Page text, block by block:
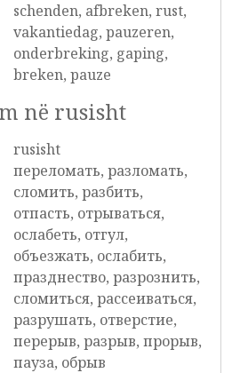
schenden, afbreken, rust,
vakantiedag, pauzeren,
onderbreking, gaping,
breken, pauze
në rusisht
rusisht
переломать, разломать,
сломить, разбить,
отпасть, отрываться,
ослабеть, отгул,
объезжать, ослабить,
празднество, разрознить,
сломиться, рассеиваться,
разрушать, отверстие,
перерыв, разрыв, прорыв,
пауза, обрыв